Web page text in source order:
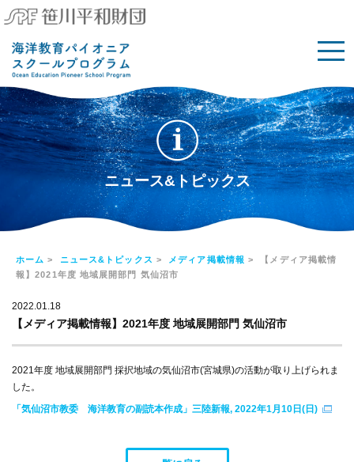
ニュース&トピックス
ホーム > ニュース&トピックス > メディア掲載情報 > 【メディア掲載情
報】2021年度 地域展開部門 気仙沼市
2022.01.18
【メディア掲載情報】2021年度 地域展開部門 気仙沼市
2021年度 地域展開部門 採択地域の気仙沼市(宮城県)の活動が取り上げられま
した。
「気仙沼市教委 海洋教育の副読本作成」三陸新報, 2022年1月10日(日)